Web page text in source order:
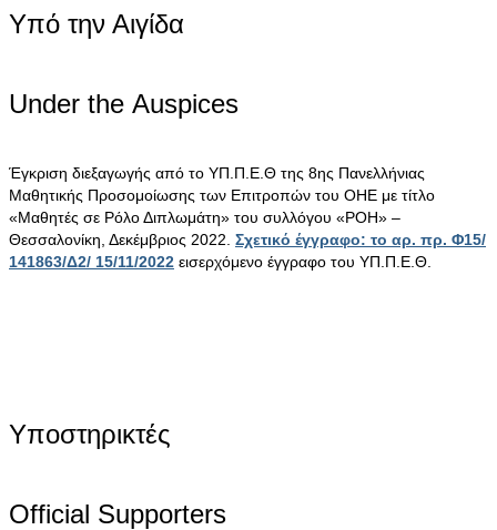
Υπό την Αιγίδα
Under the Αuspices
Έγκριση διεξαγωγής από το ΥΠ.Π.Ε.Θ της 8ης Πανελλήνιας
Μαθητικής Προσομοίωσης των Επιτροπών του ΟΗΕ με τίτλο
«Μαθητές σε Ρόλο Διπλωμάτη» του συλλόγου «ΡΟΗ» –
Θεσσαλονίκη, Δεκέμβριος 2022. Σχετικό έγγραφο: το αρ. πρ. Φ15/
141863/Δ2/ 15/11/2022 εισερχόμενο έγγραφο του ΥΠ.Π.Ε.Θ.
Υποστηρικτές
Official Supporters